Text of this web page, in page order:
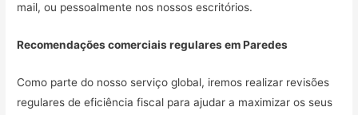
mail, ou pessoalmente nos nossos escritórios.
Recomendações comerciais regulares emParedes
Como parte do nosso serviço global, iremos realizar revisões
regulares de eficiência fiscal para ajudar a maximizar os seus